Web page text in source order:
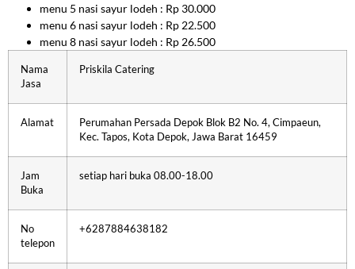
menu 5 nasi sayur lodeh : Rp 30.000
menu 6 nasi sayur lodeh : Rp 22.500
menu 8 nasi sayur lodeh : Rp 26.500
Nama
Jasa
Priskila Catering
Alamat
Perumahan Persada Depok Blok B2 No. 4, Cimpaeun,
Kec. Tapos, Kota Depok, Jawa Barat 16459
Jam
Buka
setiap hari buka 08.00-18.00
No
telepon
+6287884638182